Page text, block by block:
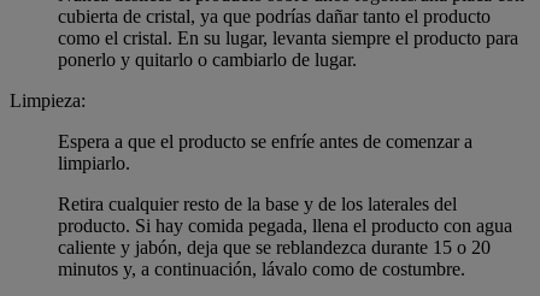
cubierta de cristal, ya que podrías dañar tanto el producto
como el cristal. En su lugar, levanta siempre el producto para
ponerlo y quitarlo o cambiarlo de lugar.
Limpieza:
Espera a que el producto se enfríe antes de comenzar a
limpiarlo.
Retira cualquier resto de la base y de los laterales del
producto. Si hay comida pegada, llena el producto con agua
caliente y jabón, deja que se reblandezca durante 15 o 20
minutos y, a continuación, lávalo como de costumbre.